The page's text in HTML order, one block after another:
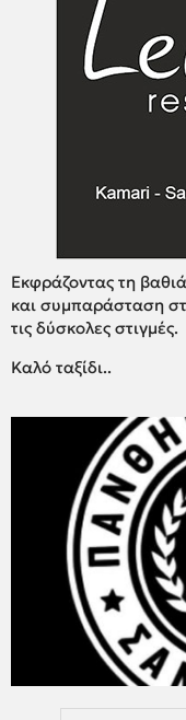
Εκφράζοντας τη
και συμπαράσταση
τις δύσκολες στιγμές.
Καλό ταξίδι..